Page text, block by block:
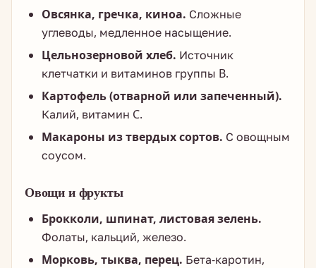
Овсянка, гречка, киноа. Сложные
углеводы, медленное насыщение.
Цельнозерновой хлеб. Источник
клетчатки и витаминов группы B.
Картофель (отварной или запеченный).
Калий, витамин C.
Макароны из твердых сортов. С овощным
соусом.
Овощи и фрукты
Брокколи, шпинат, листовая зелень.
Фолаты, кальций, железо.
Морковь, тыква, перец. Бета-каротин,